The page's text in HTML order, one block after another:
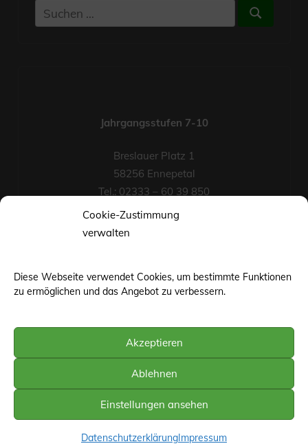
Cookie-Zustimmung
verwalten
Diese Webseite verwendet Cookies, um bestimmte Funktionen
zu ermöglichen und das Angebot zu verbessern.
Akzeptieren
Ablehnen
Einstellungen ansehen
DatenschutzerklärungImpressum
Suchen
nach:
Suchen
Jahrgangsstufen 7-10
Breslauer Platz 1
58256 Ennepetal
Tel.: 02333 – 60 39 850
Fax-Nr.: 02333 – 60 39 852
©web-base.org | Wuppertal